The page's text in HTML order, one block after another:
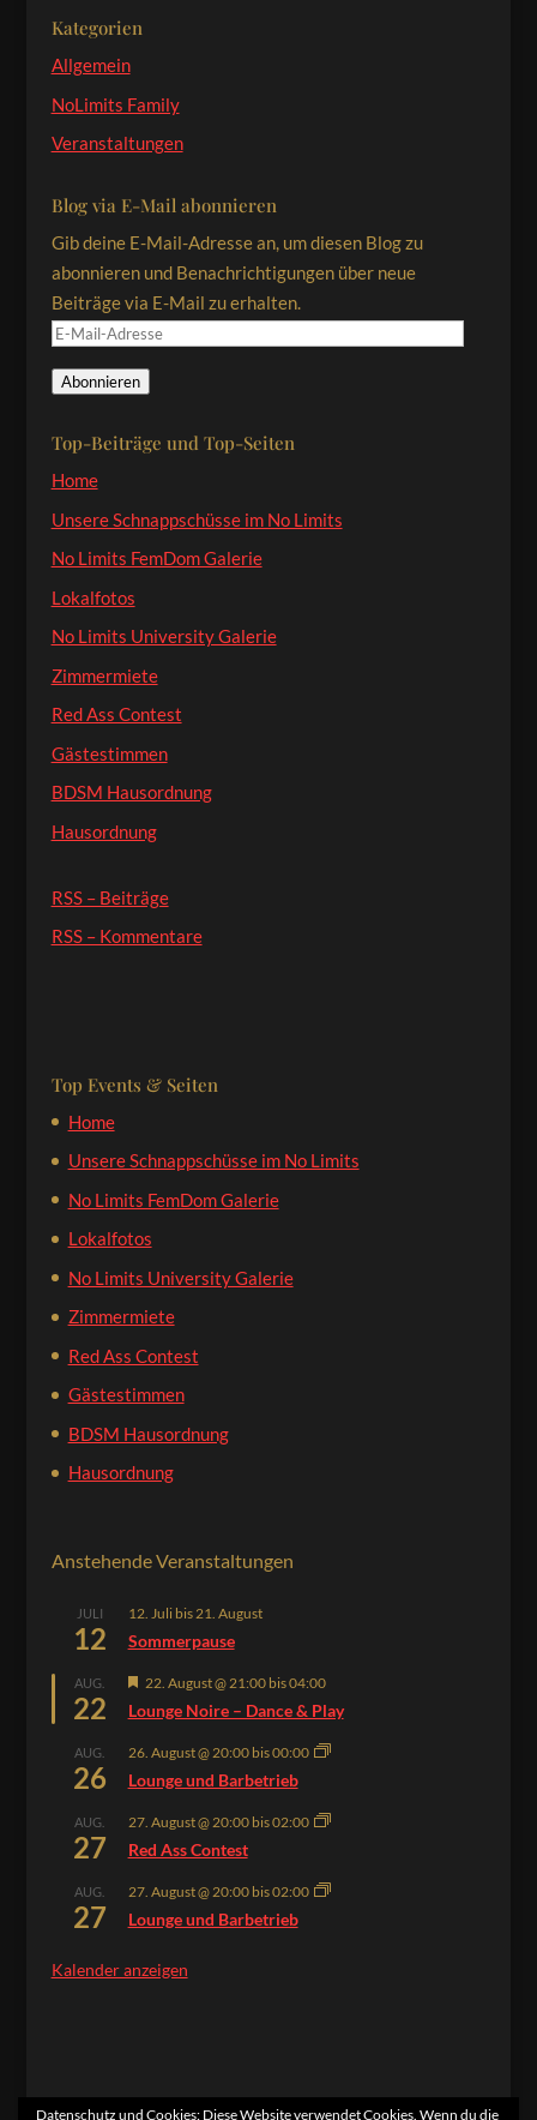
Kategorien
Allgemein
NoLimits Family
Veranstaltungen
Blog via E-Mail abonnieren
Gib deine E-Mail-Adresse an, um diesen Blog zu
abonnieren und Benachrichtigungen über neue
Beiträge via E-Mail zu erhalten.
E-
Adresse
Abonnieren
Top-Beiträge und Top-Seiten
Home
Unsere Schnappschüsse im No Limits
No Limits FemDom Galerie
Lokalfotos
No Limits University Galerie
Zimmermiete
Red Ass Contest
Gästestimmen
BDSM Hausordnung
Hausordnung
RSS – Beiträge
RSS – Kommentare
Top Events & Seiten
Home
Unsere Schnappschüsse im No Limits
No Limits FemDom Galerie
Lokalfotos
No Limits University Galerie
Zimmermiete
Red Ass Contest
Gästestimmen
BDSM Hausordnung
Hausordnung
Anstehende Veranstaltungen
JULI
12
12. Julibis21. August
Sommerpause
AUG.
22
Hervorgehoben
22. August @ 21:00bis04:00
Lounge Noire – Dance & Play
AUG.
26
26. August @ 20:00bis00:00
Lounge und Barbetrieb
AUG.
27
27. August @ 20:00bis02:00
Red Ass Contest
AUG.
27
27. August @ 20:00bis02:00
Lounge und Barbetrieb
Kalender anzeigen
Datenschutz und Cookies: Diese Website verwendet Cookies. Wenn du die